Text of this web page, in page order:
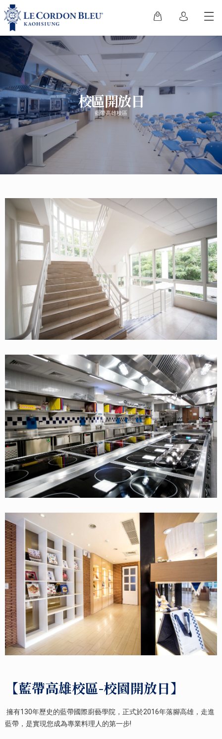
校區開放日
藍帶高雄校區
【藍帶高雄校區-校園開放日】
擁有130年歷史的藍帶國際廚藝學院，正式於2016年落腳高雄，走進
藍帶，是實現您成為專業料理人的第一步!